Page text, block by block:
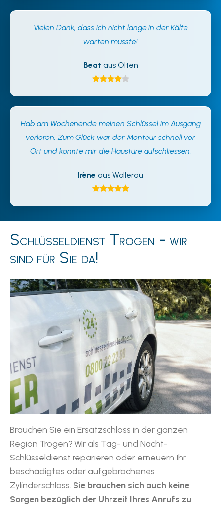
Vielen Dank, dass ich nicht lange in der Kälte
warten musste!
Beat aus Olten
Hab am Wochenende meinen Schlüssel im Ausgang
verloren. Zum Glück war der Monteur schnell vor
Ort und konnte mir die Haustüre aufschliessen.
Irène aus Wollerau
Schlüsseldienst Trogen - wir
sind für Sie da!
Brauchen Sie ein Ersatzschloss in der ganzen
Region Trogen? Wir als Tag- und Nacht-
Schlüsseldienst reparieren oder erneuern Ihr
beschädigtes oder aufgebrochenes
Zylinderschloss. Sie brauchen sich auch keine
Sorgen bezüglich der Uhrzeit Ihres Anrufs zu